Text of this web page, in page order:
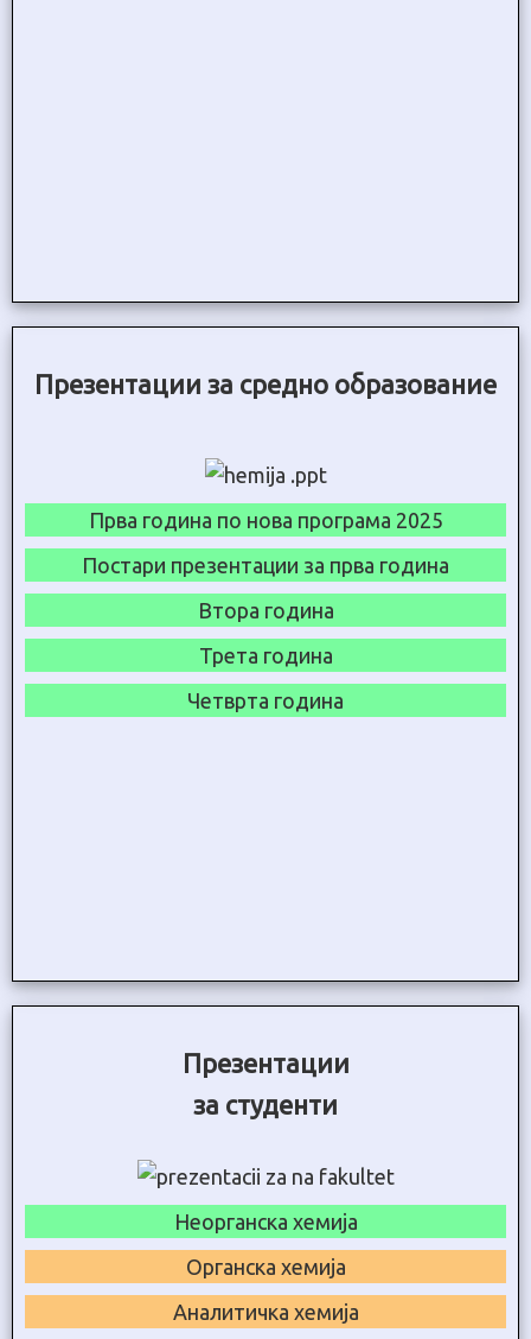
Презентации за средно образование
Прва година по нова програма 2025
Постари презентации за прва година
Втора година
Трета година
Четврта година
Презентации
за студенти
Неорганска хемија
Органска хемија
Аналитичка хемија